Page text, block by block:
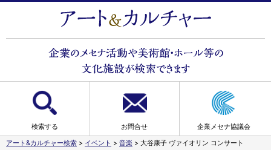
検索する お問合せ
企業メセナ協議会
アート&カルチャー検索 > イベント > 音楽 > 大谷康子 ヴァイオリン コンサート